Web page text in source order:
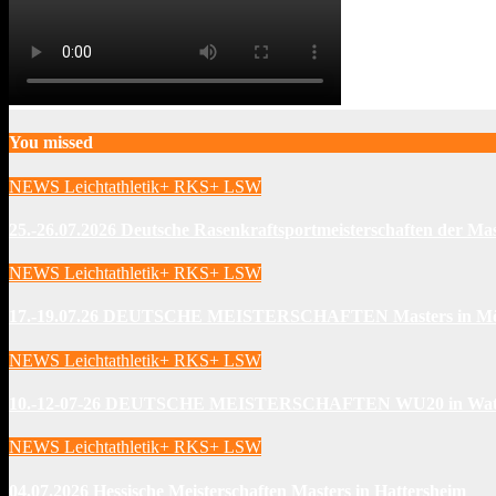
You missed
NEWS Leichtathletik+ RKS+ LSW
NEWS Leichtathletik+ RKS+ LSW
NEWS Leichtathletik+ RKS+ LSW
NEWS Leichtathletik+ RKS+ LSW